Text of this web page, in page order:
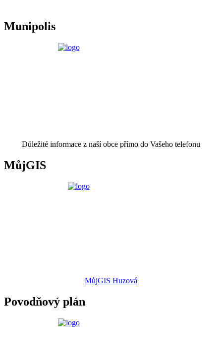
Munipolis
Důležité informace z naší obce přímo do Vašeho telefonu
MůjGIS
MůjGIS Huzová
Povodňový plán